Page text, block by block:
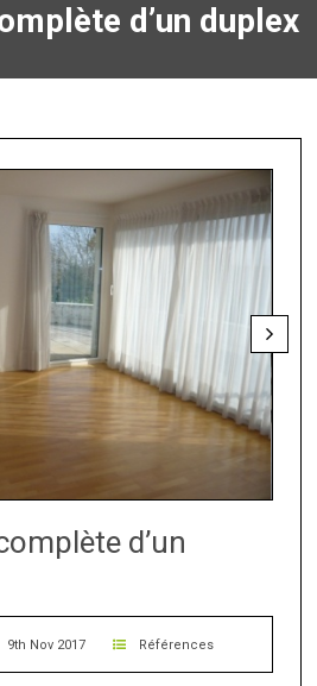
d’un duplex
d’un
9th Nov 2017 Références